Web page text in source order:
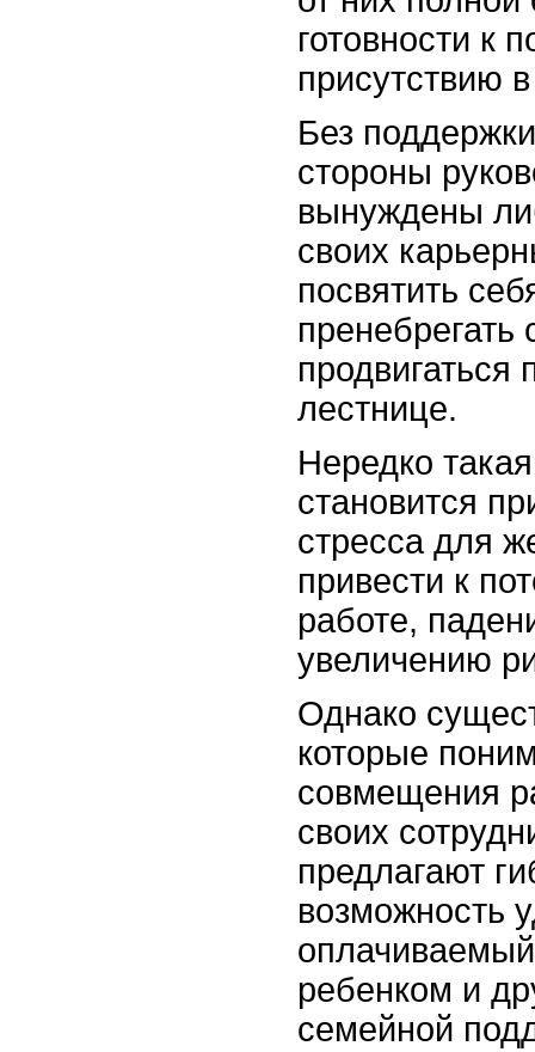
готовности к
присутствию
Без
стороны
вынуждены
своих
посвятить
продвигаться
лестнице.
Нередко
становится
стресса для
привести к
работе,
увеличению
Однако
которые
совмещения
своих
предлагают
возможность
ребенком и
семейной